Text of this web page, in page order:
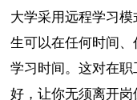
大学采用远程学习
生可以在任何时间
学习时间。这对在
好，让你无须离开岗